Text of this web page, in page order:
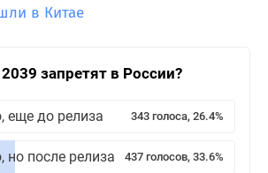
в Китае
запретят в России?
еще до релиза 343 голоса, 26.4%
но после релиза 437 голосов, 33.6%